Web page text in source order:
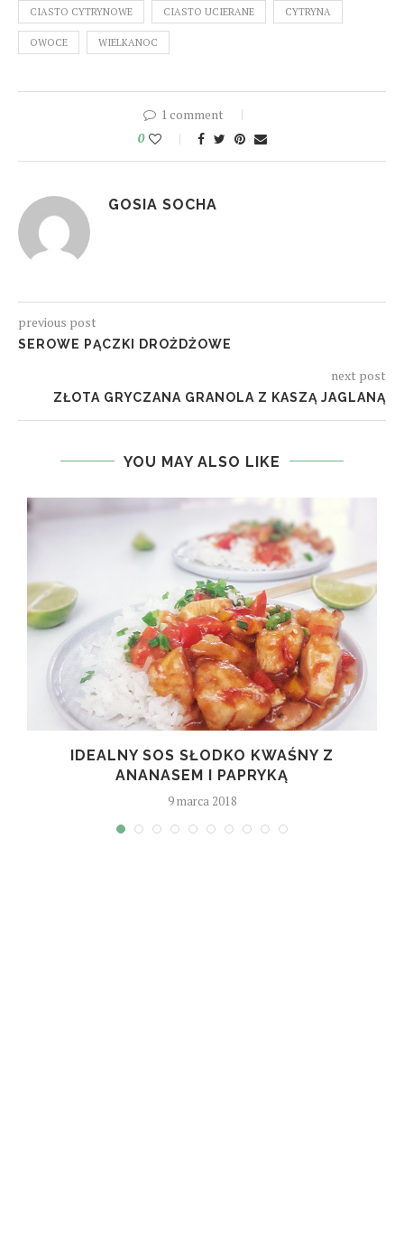
CIASTO CYTRYNOWE CIASTO UCIERANE CYTRYNA
OWOCE WIELKANOC
1 comment
0
GOSIA SOCHA
previous post
SEROWE PĄCZKI DROŻDŻOWE
next post
ZŁOTA GRYCZANA GRANOLA Z KASZĄ JAGLANĄ
YOU MAY ALSO LIKE
IDEALNY SOS SŁODKO KWAŚNY Z
ANANASEM I PAPRYKĄ
9 marca 2018